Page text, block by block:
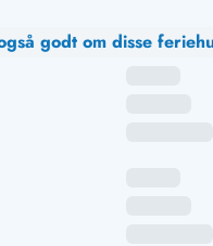
godt om disse